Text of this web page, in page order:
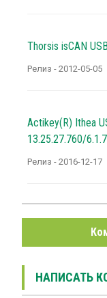
Thorsis isCAN
Релиз - 2012-05-05
Actikey(R) Ithea
13.25.27.760/
Релиз - 2016-12-17
НАПИСАТЬ